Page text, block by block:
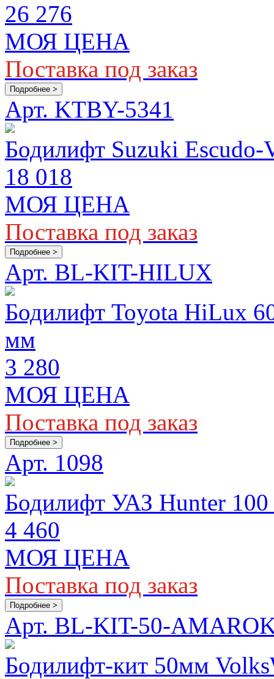
26 276
МОЯ ЦЕНА
Поставка под заказ
Подробнее >
Арт. KTBY-5341
Бодилифт Suzuki
18 018
МОЯ ЦЕНА
Поставка под заказ
Подробнее >
Арт. BL-KIT-HILUX
Бодилифт Toyota HiLux
мм
3 280
МОЯ ЦЕНА
Поставка под заказ
Подробнее >
Арт. 1098
Бодилифт УАЗ Hunter
4 460
МОЯ ЦЕНА
Поставка под заказ
Подробнее >
Арт. BL-KIT-50-
Бодилифт-кит 50мм